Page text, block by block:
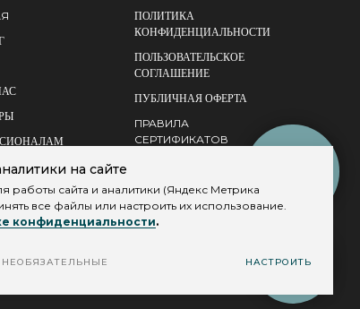
ПОДОБРАТЬ
СРЕДСТВО
ПОЛИТИКА
КОНФИДЕНЦИАЛЬНОСТИ
ПОЛЬЗОВАТЕЛЬСКОЕ
СОГЛАШЕНИЕ
ПУБЛИЧНАЯ ОФЕРТА
ПРАВИЛА
СЕРТИФИКАТОВ
ОПЛАТА
КАРТА САЙТА
на сайте
работы сайта и аналитики (Яндекс Метрика
все файлы или настроить их использование.
конфиденциальности.
НАСТРОИТЬ